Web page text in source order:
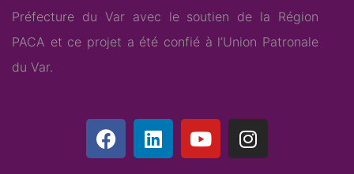
Préfecture du Var avec le soutien de la Région
PACA et ce projet a été confié à l’Union Patronale
du Var.